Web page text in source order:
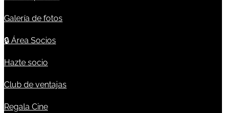
Galería de fotos
🔒 Área Socios
Hazte socio
Club de ventajas
Regala Cine